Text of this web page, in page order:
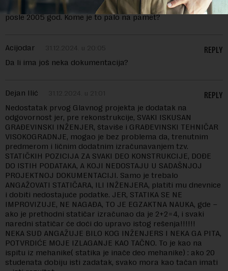
„Sekcija za održavanje zgrada – Kraljevo“ ukinuta oko ili
posle 2005 god. Kome je to palo na pamet?
Acijodar 31.12.2024. u 20:05
Da li ima još neka dokumentacija?
REPLY
Dejan Ilić 31.12.2024. u 21:01
Nedostatak prvog Glavnog projekta je dodatak na
odgovornost jer, pre rekonstrukcije, SVAKI ISKUSAN
GRAĐEVINSKI INŽENJER, štaviše i GRAĐEVINSKI TEHNIČAR
VISOKOGRADNJE, mogao je bez problema da, trenutnim
predmerom i ličnim dodatnim izračunavanjem tzv.
STATIČKIH POZICIJA ZA SVAKI DEO KONSTRUKCIJE, DOĐE
DO ISTIH PODATAKA, A KOJI NEDOSTAJU U SADAŠNJOJ
PROJEKTNOJ DOKUMENTACIJI. Samo je trebalo
ANGAŽOVATI STATIČARA, ILI INŽENJERA, platiti mu dnevnice
i dobiti nedostajuće podatke. JER, STATIKA SE NE
IMPROVIZUJE, NE NAGAĐA, TO JE EGZAKTNA NAUKA, gde –
ako je prethodni statičar izračunao da je 2+2=4, i svaki
naredni statičar će doći do upravo istog rešenja!!!!!!
NEKA SUD ANGAŽUJE BILO KOG INŽENJERS I NEKA GA PITA,
POTVRDIĆE MOJE IZLAGANJE KAO TAČNO. To je kao na
ispitu iz mehanike( statika je inače deo mehanike) : ako 20
studenata dobiju isti zadatak, svako mora kao tačan imati
REPLY